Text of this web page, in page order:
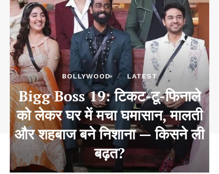
BOLLYWOOD LATEST
Bigg Boss 19: टिकट-टू-फिनाले
को लेकर घर में मचा घमासान, मालती
और शहबाज बने निशाना — किसने ली
बढ़त?